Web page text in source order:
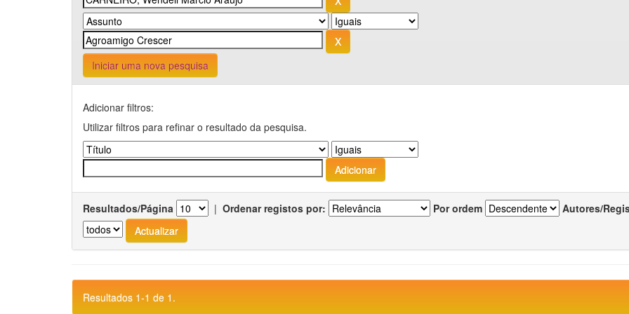
Iniciar uma nova pesquisa
Adicionar filtros:
Utilizar filtros para refinar o resultado da pesquisa.
Resultados/Página | Ordenar registos por: Por ordem Autores/
Resultados 1-1 de 1.